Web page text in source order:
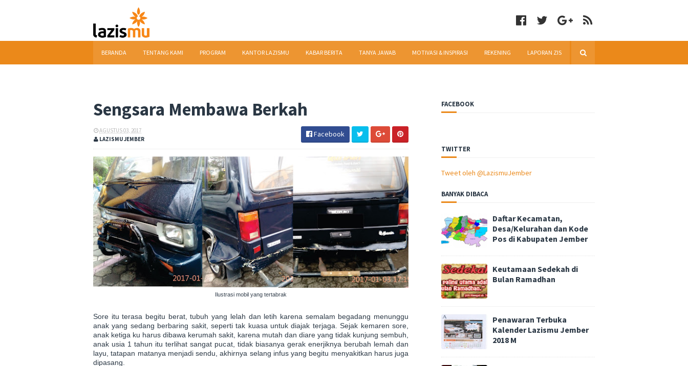
BERANDA TENTANG KAMI PROGRAM KANTOR LAZISMU KABAR BERITA TANYA JAWAB MOTIVASI & INSPIRASI REKENING LAPORAN ZIS
Sengsara Membawa Berkah
AGUSTUS 03, 2017
LAZISMU JEMBER
Facebook
Ilustrasi mobil yang tertabrak
Sore itu terasa begitu berat, tubuh yang lelah dan letih karena semalam begadang menunggu
anak yang sedang berbaring sakit, seperti tak kuasa untuk diajak terjaga. Sejak kemaren sore,
anak ketiga ku harus dibawa kerumah sakit, karena mutah dan diare yang tidak kunjung sembuh,
anak usia 1 tahun itu terlihat sangat pucat, tidak biasanya gerak enerjiknya berubah lemah dan
layu, tatapan matanya menjadi sendu, akhirnya selang infus yang begitu menyakitkan harus juga
dipasang.
FACEBOOK
TWITTER
Tweet oleh @LazismuJember
BANYAK DIBACA
Daftar Kecamatan,
Desa/Kelurahan dan Kode
Pos di Kabupaten Jember
Keutamaan Sedekah di
Bulan Ramadhan
Penawaran Terbuka
Kalender Lazismu Jember
2018 M